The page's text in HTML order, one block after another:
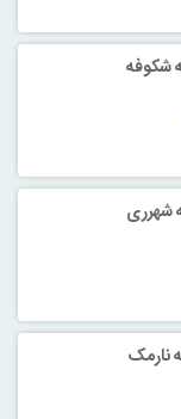
شکوفه
شهرری
نارمک